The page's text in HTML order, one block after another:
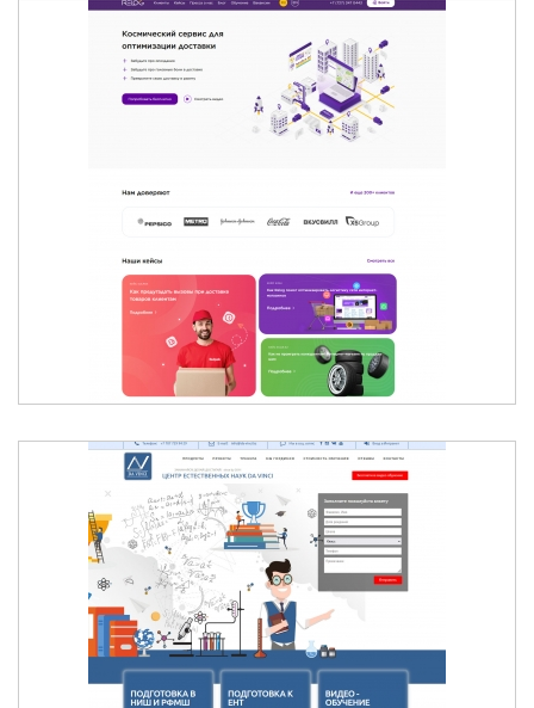
ВНУТРИГОРОДСКОЙ МАРШРУТИЗАЦИИ
ЦЕНТР ЕСТЕСТВЕННЫХ НАУК DA VINCI -